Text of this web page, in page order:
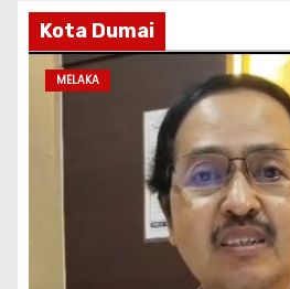
Kota Dumai
MELAKA